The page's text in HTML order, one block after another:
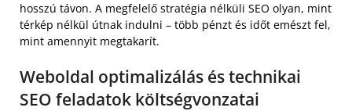
hosszú távon. A megfelelő stratégia nélküli SEO olyan, mint
térkép nélkül útnak indulni – több pénzt és időt emészt fel,
mint amennyit megtakarít.
Weboldal optimalizálás és technikai
SEO feladatok költségvonzatai